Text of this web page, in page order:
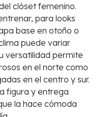
clóset femenino.
para looks
base en otoño o
puede variar
versatilidad permite
en el norte como
en el centro y sur.
figura y entrega
la hace cómoda